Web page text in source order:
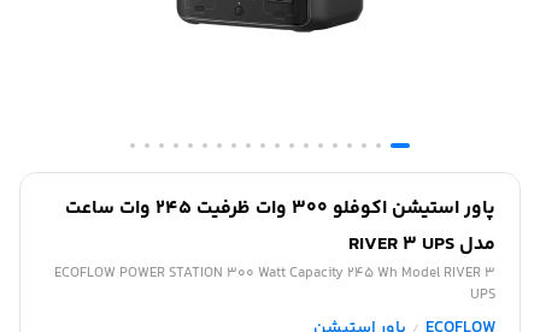
پاور استیشن اکوفلو 300 وات ظرفیت 245 وات ساعت
مدل RIVER 3 UPS
ECOFLOW POWER STATION 300 Watt Capacity 245 Wh Model RIVER 3
UPS